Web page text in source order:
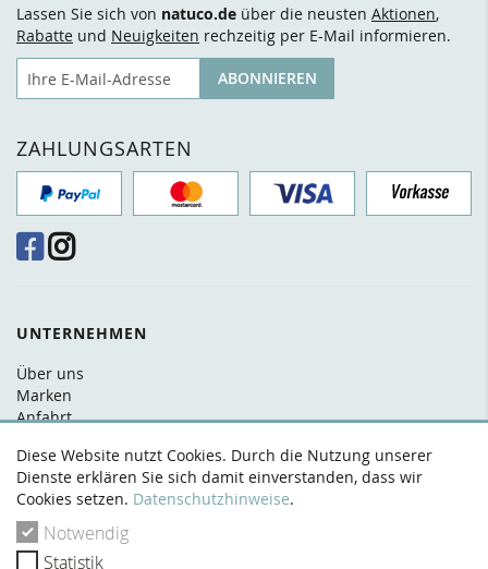
Diese Website nutzt Cookies. Durch die Nutzung unserer
Dienste erklären Sie sich damit einverstanden, dass wir
Cookies setzen. Datenschutzhinweise.
Notwendig
Statistik
Lassen Sie sich von natuco.de über die neusten Aktionen,
Rabatte und Neuigkeiten rechzeitig per E-Mail informieren.
ABONNIEREN
ZAHLUNGSARTEN
UNTERNEHMEN
Über uns
Marken
Anfahrt
Kontakt
RECHTLICHES
AGB
Datenschutz